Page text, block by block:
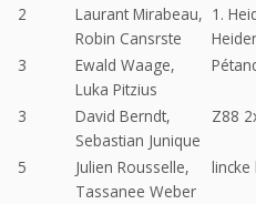
2
Laurant Mirabeau,
Robin Cansrste
1.
3
Ewald Waage,
Luka Pitzius
3
David Berndt,
Sebastian Junique
Z88
5
Julien Rousselle,
Tassanee Weber